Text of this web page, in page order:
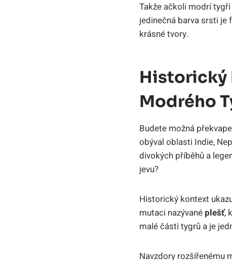
Takže ačkoli modrí
jedinečná barva srsti je
krásné tvory.
Historický
Modrého
Budete možná
obýval oblasti Indie,
divokých příběhů a
jevu?
Historický kontext
mutaci nazývané plešť,
malé části tygrů a je
Navzdory rozšířenému